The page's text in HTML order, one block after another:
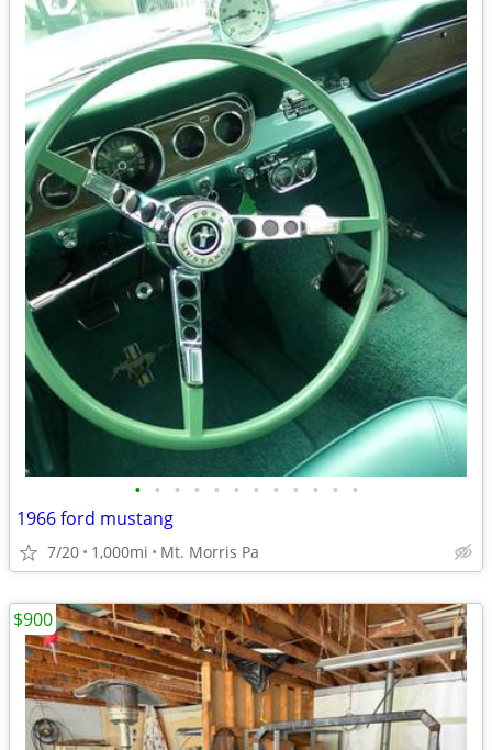
• • • • • • • • • • • •
1966 ford mustang
7/20 1,000mi Mt. Morris Pa
$900